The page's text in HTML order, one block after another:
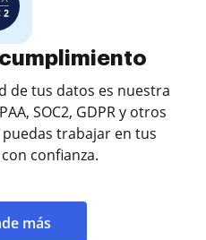
de tus datos es nuestra
SOC2, GDPR y otros
trabajar en tus
confianza.
más